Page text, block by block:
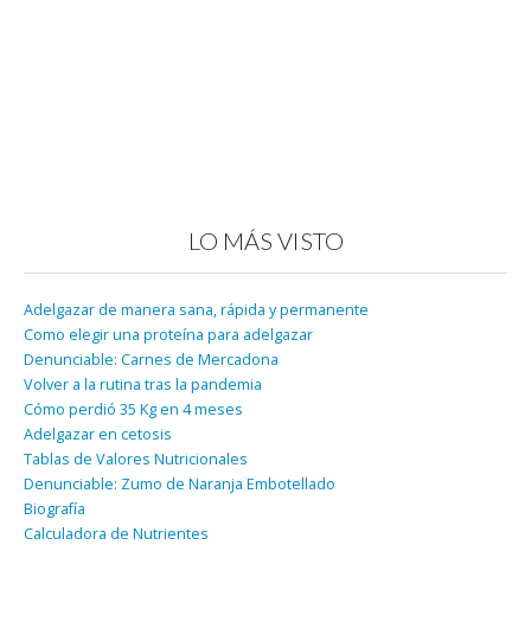
LO MÁS VISTO
Adelgazar de manera sana, rápida y permanente
Como elegir una proteína para adelgazar
Denunciable: Carnes de Mercadona
Volver a la rutina tras la pandemia
Cómo perdió 35 Kg en 4 meses
Adelgazar en cetosis
Tablas de Valores Nutricionales
Denunciable: Zumo de Naranja Embotellado
Biografía
Calculadora de Nutrientes